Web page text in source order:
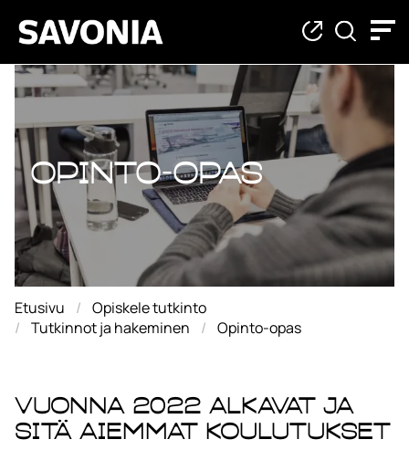
Opinto-opas
Opinto-opas
Etusivu
Opiskele tutkinto
Tutkinnot ja hakeminen
Opinto-opas
Vuonna 2022 alkavat ja
sitä aiemmat koulutukset